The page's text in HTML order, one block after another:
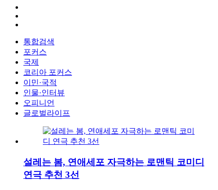
통합검색
포커스
국제
코리아 포커스
이민·국적
인물·인터뷰
오피니언
글로벌라이프
설레는 봄, 연애세포 자극하는 로맨틱 코미디
연극 추천 3선